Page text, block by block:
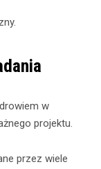
w
projektu.
przez wiele